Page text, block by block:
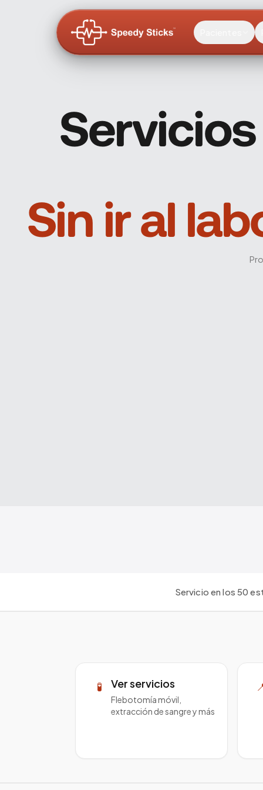
Flebotomista móvil para extracciones de sangre a
Sin ir al
Servicio en los 50
🧪 Ver servicios
Flebotomía móvil,
extracción de sangre y más